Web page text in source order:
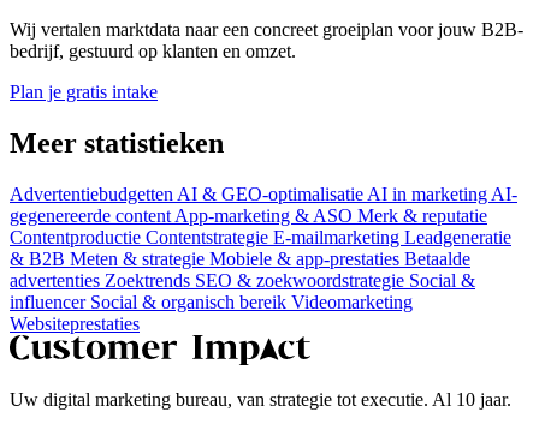
Wij vertalen marktdata naar een concreet groeiplan voor jouw B2B-
bedrijf, gestuurd op klanten en omzet.
Plan je gratis intake
Meer statistieken
Advertentiebudgetten AI & GEO-optimalisatie AI in marketing AI-
gegenereerde content App-marketing & ASO Merk & reputatie
Contentproductie Contentstrategie E-mailmarketing Leadgeneratie
& B2B Meten & strategie Mobiele & app-prestaties Betaalde
advertenties Zoektrends SEO & zoekwoordstrategie Social &
influencer Social & organisch bereik Videomarketing
Websiteprestaties
Uw digital marketing bureau, van strategie tot executie. Al 10 jaar.